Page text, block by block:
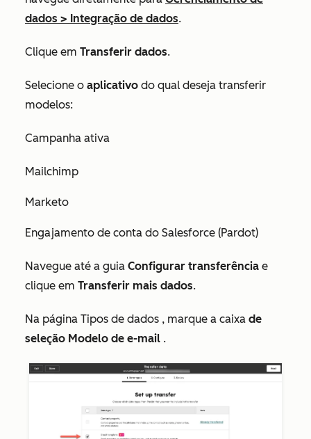
dados > Integração de dados.
Clique em Transferir dados.
Selecione o aplicativo do qual deseja transferir
modelos:
Campanha ativa
Mailchimp
Marketo
Engajamento de conta do Salesforce (Pardot)
Navegue até a guia Configurar transferência e
clique em Transferir mais dados.
Na página Tipos de dados , marque a caixa de
seleção Modelo de e-mail .